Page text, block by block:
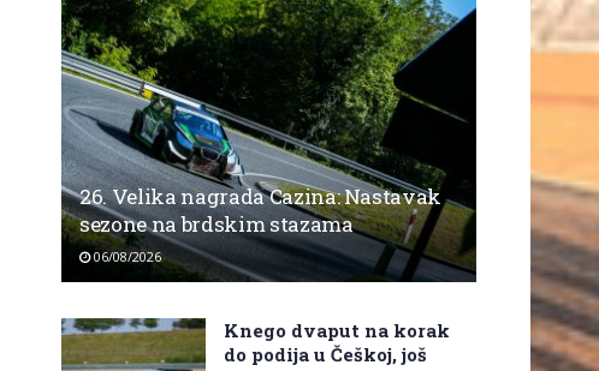
26. Velika nagrada Cazina: Nastavak
sezone na brdskim stazama
06/08/2026
Knego dvaput na korak
do podija u Češkoj, još